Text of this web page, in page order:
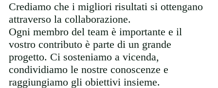
Crediamo che i migliori risultati si ottengano
attraverso la collaborazione.
Ogni membro del team è importante e il
vostro contributo è parte di un grande
progetto. Ci sosteniamo a vicenda,
condividiamo le nostre conoscenze e
raggiungiamo gli obiettivi insieme.